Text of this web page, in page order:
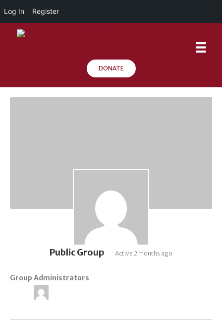
DONATE
Public Group Active 2 months ago
Group
Group Administrators
Log In Register